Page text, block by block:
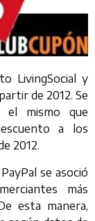
LivingSocial y
de 2012. Se
el mismo que
a los
2012.
se asoció
más
esta manera,